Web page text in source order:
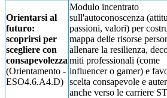
Orientarsi al
futuro:
scoprirsi per
scegliere con
consapevolezza
(Orientamento -
ESO4.6.A4.D)
Modulo incentrato
sull'autoconoscenza
passioni, valori) per
mappa delle risorse
allenare la resilienza,
miti professionali (come
influencer o gamer) e
scelta consapevole e
anche verso le carriere